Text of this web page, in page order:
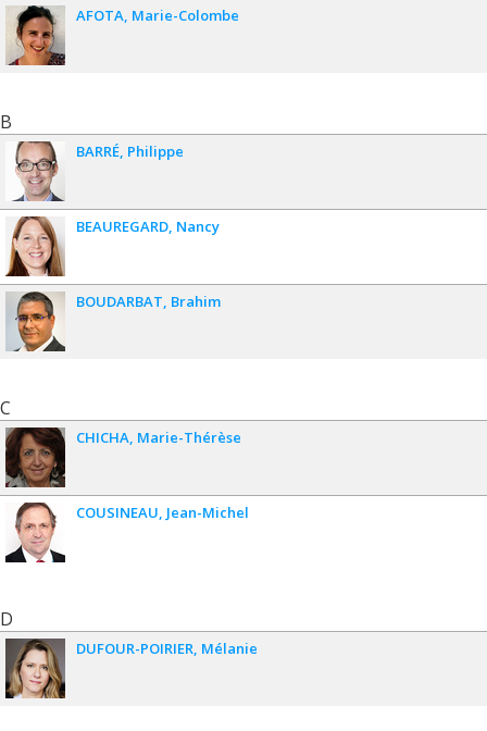
AFOTA Marie-Colombe
B
BARRÉ Philippe
BEAUREGARD Nancy
BOUDARBAT Brahim
C
CHICHA Marie-Thérèse
COUSINEAU Jean-Michel
D
DUFOUR-POIRIER Mélanie